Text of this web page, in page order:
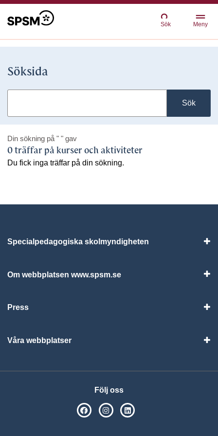
Sök Meny
Söksida
Sök
Din sökning på " " gav
0 träffar på kurser och aktiviteter
Du fick inga träffar på din sökning.
Specialpedagogiska skolmyndigheten
Om webbplatsen www.spsm.se
Press
Våra webbplatser
Följ oss
SPSM på Facebook
SPSM på Instagram